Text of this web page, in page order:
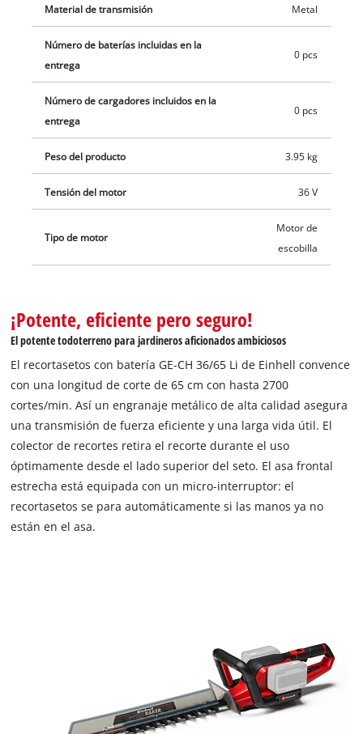
Este producto se suministra sin batería y sin cargador, que
están disponibles por separado, por ejemplo, como un
práctico kit de inicio.
Material de transmisión Metal
Número de baterías incluidas en la
entrega
0 pcs
Número de cargadores incluidos en la
entrega
0 pcs
Peso del producto 3.95 kg
Tensión del motor 36 V
Tipo de motor
Motor de
escobilla
¡Potente, eficiente pero seguro!
El potente todoterreno para jardineros aficionados ambiciosos
El recortasetos con batería GE-CH 36/65 Li de Einhell convence
con una longitud de corte de 65 cm con hasta 2700
cortes/min. Así un engranaje metálico de alta calidad asegura
una transmisión de fuerza eficiente y una larga vida útil. El
colector de recortes retira el recorte durante el uso
óptimamente desde el lado superior del seto. El asa frontal
estrecha está equipada con un micro-interruptor: el
recortasetos se para automáticamente si las manos ya no
están en el asa.